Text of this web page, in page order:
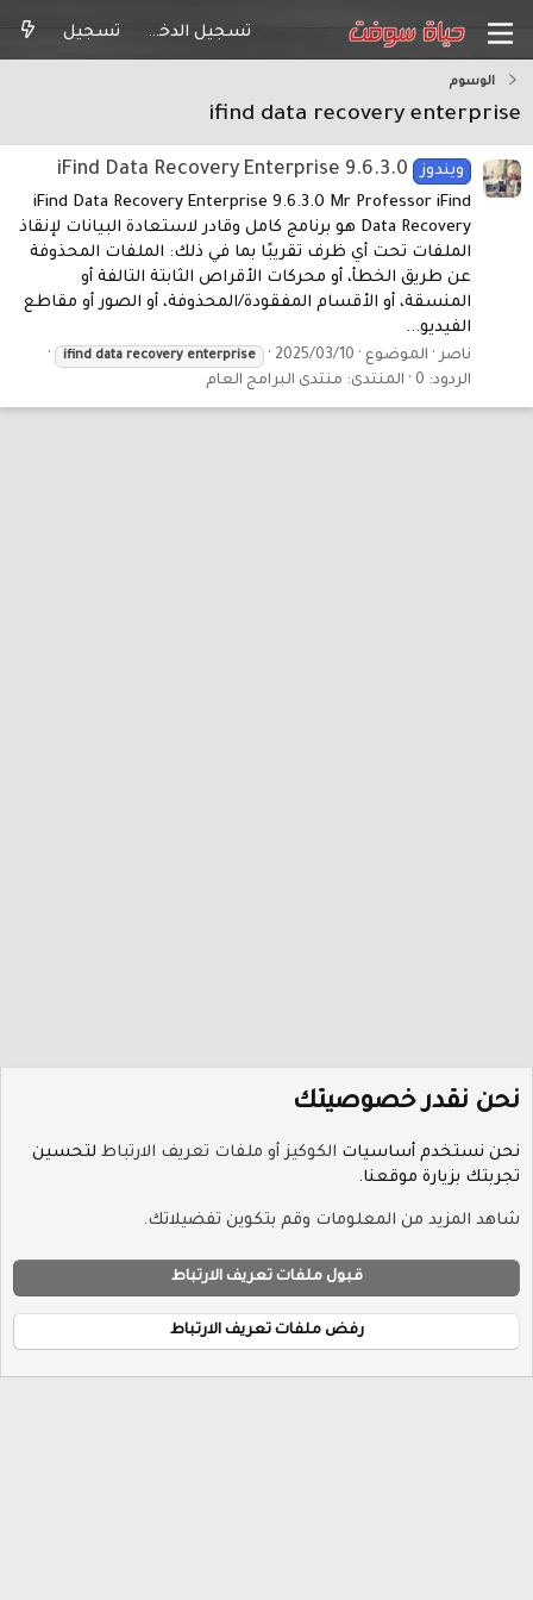
تسجيل الدخول تسجيل
الوسوم
ifind data recovery enterprise
ويندوز iFind Data Recovery Enterprise 9.6.3.0
iFind Data Recovery Enterprise 9.6.3.0 Mr Professor iFind
Data Recovery هو برنامج كامل وقادر لاستعادة البيانات لإنقاذ
الملفات تحت أي ظرف تقريبًا بما في ذلك: الملفات المحذوفة
عن طريق الخطأ، أو محركات الأقراص الثابتة التالفة أو
المنسقة، أو الأقسام المفقودة/المحذوفة، أو الصور أو مقاطع
الفيديو...
ناصر الموضوع 2025/03/10
ifind data recovery enterprise
الردود: 0 المنتدى: منتدى البرامج العام
سياسة الخصوصية
الرئيسية
S
®
نحن نقدر خصوصيتك
نحن نستخدم أساسيات الكوكيز أو ملفات تعريف الارتباط لتحسين
تجربتك بزيارة موقعنا.
شاهد المزيد من المعلومات وقم بتكوين تفضيلاتك.
قبول ملفات تعريف الارتباط
رفض ملفات تعريف الارتباط